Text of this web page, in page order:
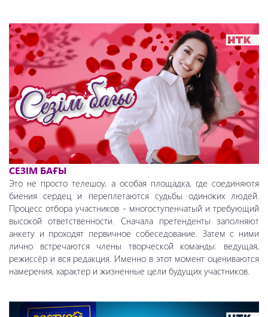
СЕЗІМ БАҒЫ
Это не просто телешоу, а особая площадка, где соединяютя
биения сердец и переплетаются судьбы одиноких людей.
Процесс отбора участников - многоступенчатый и требующий
высокой ответственности. Сначала претенденты заполняют
анкету и проходят первичное собеседование. Затем с ними
лично встречаются члены творческой команды: ведущая,
режиссёр и вся редакция. Именно в этот момент оцениваются
намерения, характер и жизненные цели будущих участников.